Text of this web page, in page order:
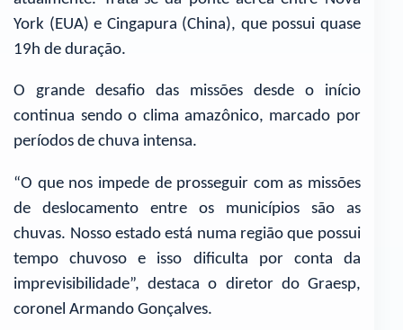
York (EUA) e Cingapura (China), que possui quase
19h de duração.
O grande desafio das missões desde o início
continua sendo o clima amazônico, marcado por
períodos de chuva intensa.
“O que nos impede de prosseguir com as missões
de deslocamento entre os municípios são as
chuvas. Nosso estado está numa região que possui
tempo chuvoso e isso dificulta por conta da
imprevisibilidade”, destaca o diretor do Graesp,
coronel Armando Gonçalves.